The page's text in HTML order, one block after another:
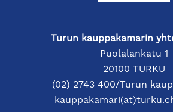
Turun kauppakamarin
Puolalankatu 1
20100 TURKU
(02) 2743 400/Turun